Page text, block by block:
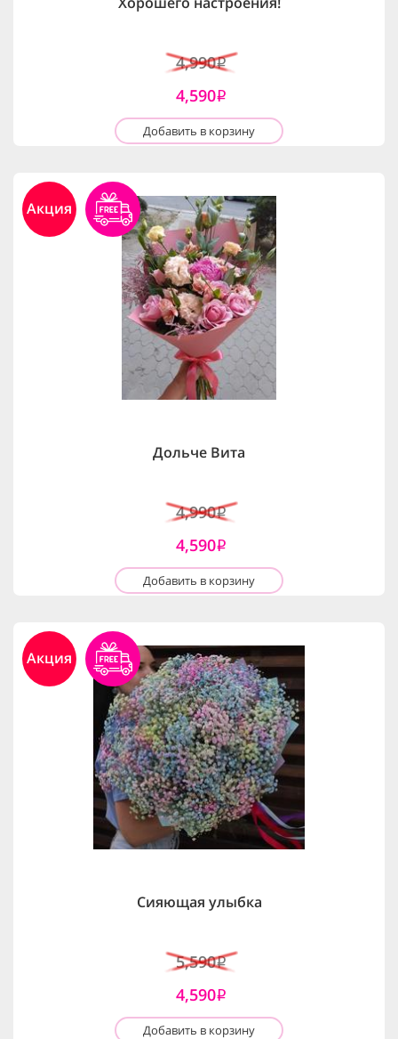
4,990i
4,590i
Добавить в корзину
Акция
Дольче Вита
4,990i
4,590i
Добавить в корзину
Акция
Сияющая улыбка
5,590i
4,590i
Добавить в корзину